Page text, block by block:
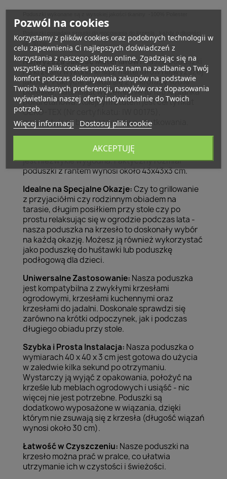
ok. 30 cm.
Najwyższa Jakość Materiałów:Nasze poduszki
na krzesło wykonane są z materiałów najwyższej
jakości. Pokrycie składa się z mikrofazy 100%
poliester, natomiast wypełnienie to 100% pianka
poliuretanowa. Kolejnym atutem jest certyfikat
OEKO-TEX (Nr certyfikatu: IW 00175),
gwarantujący bezpieczeństwo użytkowania.
pianką o wymiarach 40x40x3 cm, co sprawia, że
jest niezwykle wygodna. Faktyczny rozmiar
poduszki z rantem wynosi około 43x43x3 cm.
Idealne na Specjalne Okazje:Czy to grillowanie
z przyjaciółmi czy rodzinnym obiadem na
tarasie, długim posiłkiem przy stole czy po
prostu relaksując się w ogrodzie podczas lata -
nasza poduszka na krzesło to doskonały wybór
na każdą okazję. Możesz ją również wykorzystać
jako poduszkę do huśtawki lub poduszkę
podłogową dla dzieci.
Uniwersalne Zastosowanie: Nasza poduszka
jest kompatybilna z zwykłymi krzesłami
ogrodowymi, krzesłami kuchennymi oraz
krzesłami do jadalni. Doskonale sprawdzi się
zarówno na krótki odpoczynek, jak i podczas
długiego obiadu przy stole.
Szybka i Prosta Instalacja: Nasza poduszka o
wymiarach 40 x 40 x 3 cm jest gotowa do użycia
w zaledwie kilka sekund po otrzymaniu.
Wystarczy ją wyjąć z opakowania, położyć na
krześle lub meblach ogrodowych i usiąść - nic
więcej nie jest potrzebne. Poduszki są
dodatkowo wyposażone w wiązania, dzięki
którym nie zsuwają się z krzesła (długość wiązań
wynosi około 30 cm).
Łatwość w Czyszczeniu: Nasze poduszki na
krzesło można prać w pralce, co ułatwia
utrzymanie ich w czystości i świeżości.
Pozwól na cookies
Korzystamy z plików cookies oraz podobnych technologii w
celu zapewnienia Ci najlepszych doświadczeń z
korzystania z naszego sklepu online. Zgadzając się na
wszystkie pliki cookies pozwolisz nam na zadbanie o Twój
komfort podczas dokonywania zakupów na podstawie
Twoich własnych preferencji, nawyków oraz dopasowania
wyświetlania naszej oferty indywidualnie do Twoich
potrzeb.
Więcej informacji Dostosuj pliki cookie
AKCEPTUJĘ